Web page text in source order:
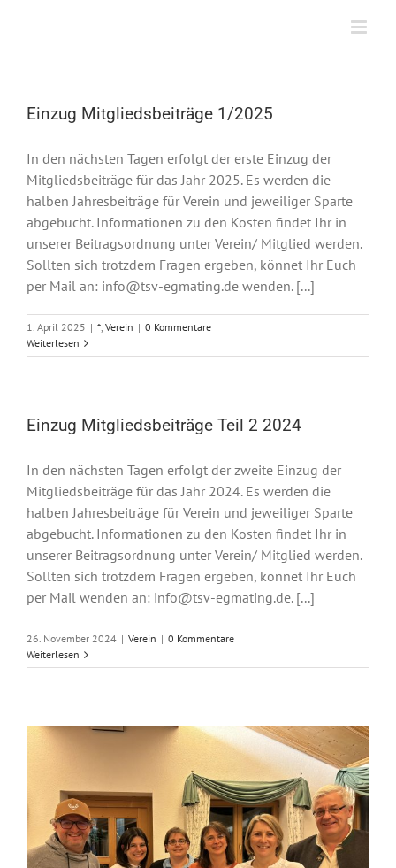
Einzug Mitgliedsbeiträge 1/2025
In den nächsten Tagen erfolgt der erste Einzug der
Mitgliedsbeiträge für das Jahr 2025. Es werden die
halben Jahresbeiträge für Verein und jeweiliger Sparte
abgebucht. Informationen zu den Kosten findet Ihr in
unserer Beitragsordnung unter Verein/ Mitglied werden.
Sollten sich trotzdem Fragen ergeben, könnet Ihr Euch
per Mail an: info@tsv-egmating.de wenden. [...]
1. April 2025 | *, Verein | 0 Kommentare
Weiterlesen
Einzug Mitgliedsbeiträge Teil 2 2024
In den nächsten Tagen erfolgt der zweite Einzug der
Mitgliedsbeiträge für das Jahr 2024. Es werden die
halben Jahresbeiträge für Verein und jeweiliger Sparte
abgebucht. Informationen zu den Kosten findet Ihr in
unserer Beitragsordnung unter Verein/ Mitglied werden.
Sollten sich trotzdem Fragen ergeben, könnet Ihr Euch
per Mail wenden an: info@tsv-egmating.de. [...]
26. November 2024 | Verein | 0 Kommentare
Weiterlesen